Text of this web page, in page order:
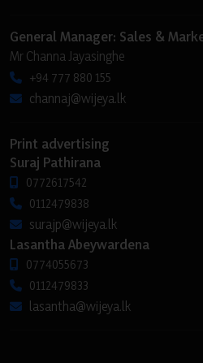
General Manager: Sales &
Mr Channa Jayasinghe
+94 777 880 155
channaj@wijeya.lk
Print advertising
Suraj Pathirana
0772617542
0112479838
surajp@wijeya.lk
Lasantha Abeywardena
0774055673
0112479833
lasantha@wijeya.lk